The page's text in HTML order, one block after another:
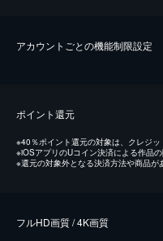
アカウントごとの機能制限設定
ポイント還元
※40％ポイント還元の対象は、クレジッ
※iOSアプリのUコイン決済による作品
※還元の対象外となる決済方法や商品が
フルHD画質 / 4K画質